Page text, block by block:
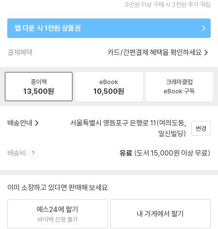
5만원 이상 구매 시 2천원 추가 적립
앱 다운 시 1천원 상품권
결제혜택 카드/간편결제 혜택을 확인하세요
종이책
13,500원
eBook
10,500원
크레마클럽
eBook 구독
배송안내
서울특별시 영등포구 은행로 11(여의도동,
일신빌딩)
변경
배송비 유료 (도서 15,000원 이상 무료)
이미 소장하고 있다면 판매해 보세요.
예스24에 팔기
바이백 신청 불가
내 가게에서 팔기